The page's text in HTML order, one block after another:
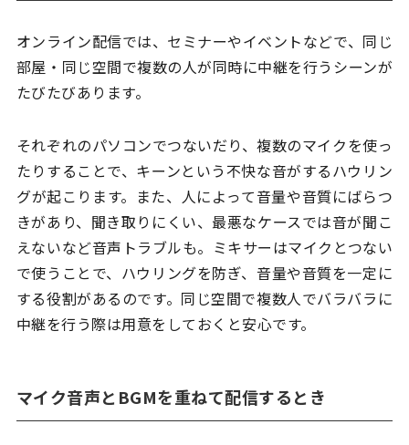
オンライン配信では、セミナーやイベントなどで、同じ
部屋・同じ空間で複数の人が同時に中継を行うシーンが
たびたびあります。
それぞれのパソコンでつないだり、複数のマイクを使っ
たりすることで、キーンという不快な音がするハウリン
グが起こります。また、人によって音量や音質にばらつ
きがあり、聞き取りにくい、最悪なケースでは音が聞こ
えないなど音声トラブルも。ミキサーはマイクとつない
で使うことで、ハウリングを防ぎ、音量や音質を一定に
する役割があるのです。同じ空間で複数人でバラバラに
中継を行う際は用意をしておくと安心です。
マイク音声とBGMを重ねて配信するとき